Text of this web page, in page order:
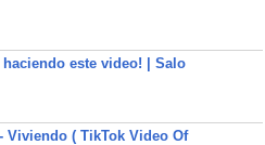
haciendo este video! | Salo
Viviendo ( TikTok Video Of